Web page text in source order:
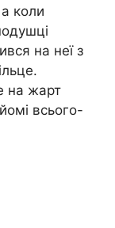
коли
на неї з
на жарт
всього-